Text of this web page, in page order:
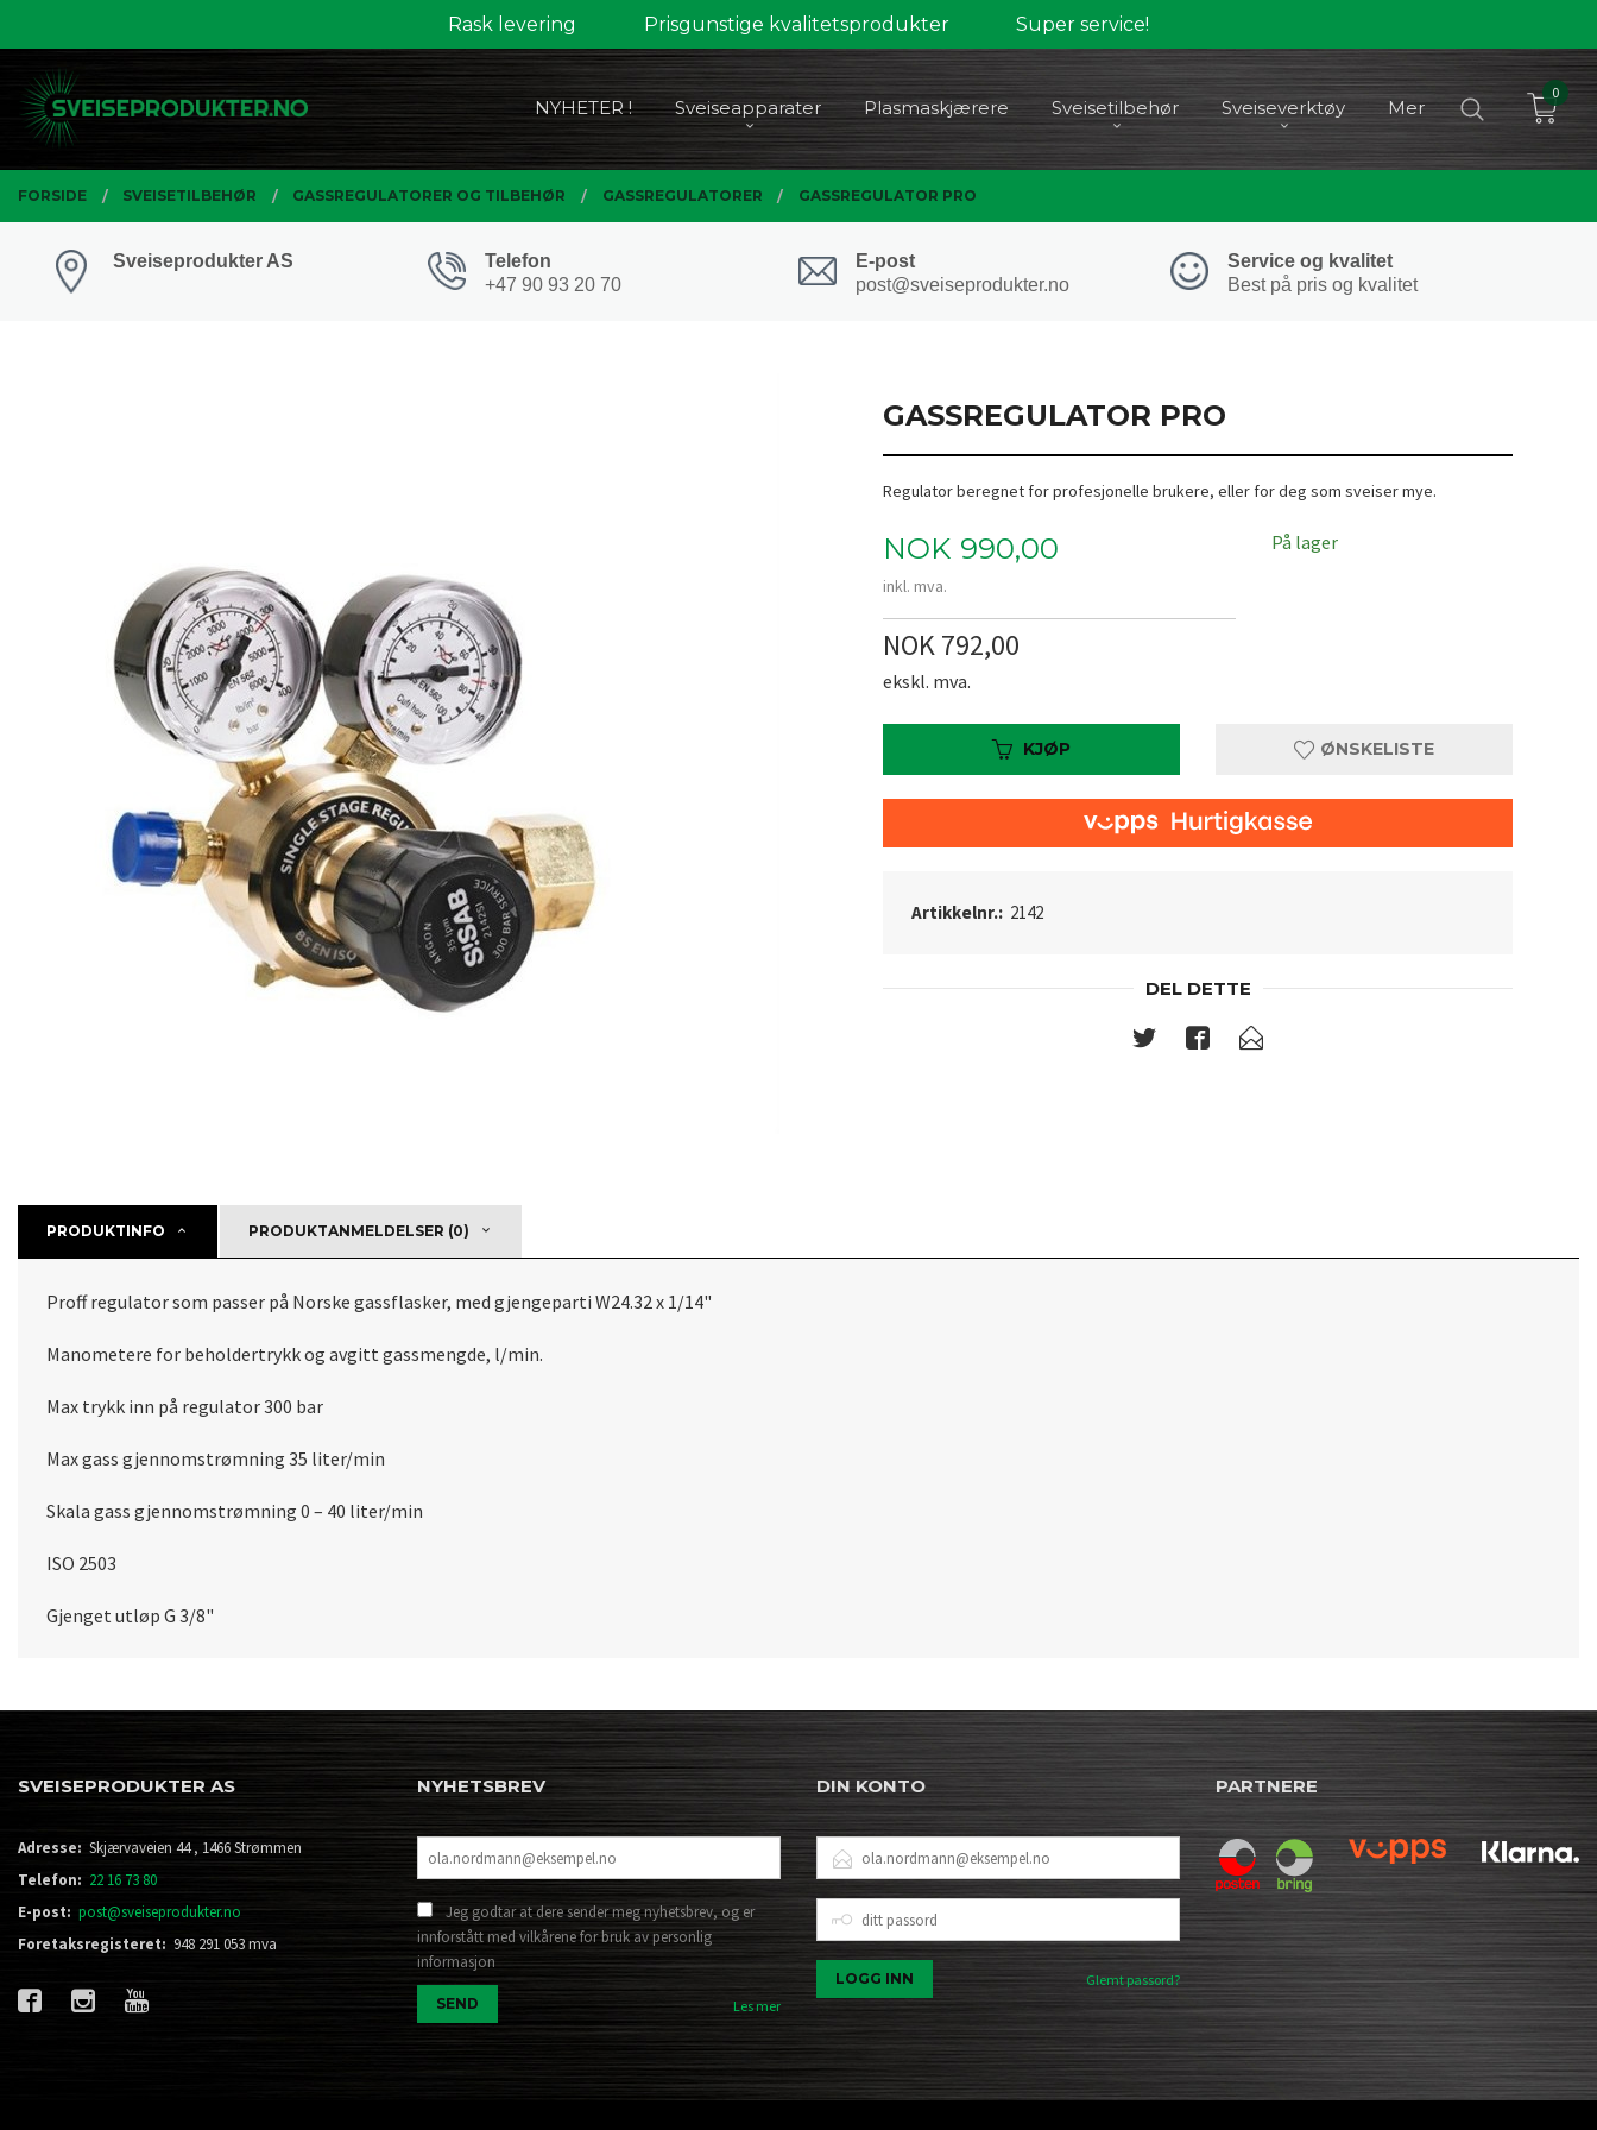
innholdet
Rask levering Prisgunstige kvalitetsprodukter Super service!
PRODUKTER
NYHETER ! Sveiseapparater Plasmaskjærere Sveisetilbehør Sveiseverktøy Mer
0
FORSIDE SVEISETILBEHØR GASSREGULATORER OG TILBEHØR GASSREGULATORER GASSREGULATOR PRO
Sveiseprodukter AS
Telefon
+47 90 93 20 70
E-post
post@sveiseprodukter.no
Service og kvalitet
Best på pris og kvalitet
GASSREGULATOR PRO
Regulator beregnet for profesjonelle brukere, eller for deg som sveiser mye.
Pris
NOK 990,00
inkl. mva.
NOK 792,00
ekskl. mva.
På lager
KJØP ØNSKELISTE
Artikkelnr.: 2142
DEL DETTE
PRODUKTINFO PRODUKTANMELDELSER (0)
Proff regulator som passer på Norske gassflasker, med gjengeparti W24.32 x 1/14"
Manometere for beholdertrykk og avgitt gassmengde, l/min.
Max trykk inn på regulator 300 bar
Max gass gjennomstrømning 35 liter/min
Skala gass gjennomstrømning 0 – 40 liter/min
ISO 2503
Gjenget utløp G 3/8"
SVEISEPRODUKTER AS
Adresse: Skjærvaveien 44 , 1466 Strømmen
Telefon: 22 16 73 80
E-post: post@sveiseprodukter.no
Foretaksregisteret: 948 291 053 mva
NYHETSBREV
Jeg godtar at dere sender meg nyhetsbrev, og er
innforstått med vilkårene for bruk av personlig
informasjon
Les mer
DIN KONTO
POSTADRESSE
PASSORD
Glemt passord?
PARTNERE